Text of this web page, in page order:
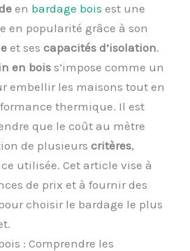
en bardage bois est une
en popularité grâce à son
et sescapacités d’isolation.
en bois s’impose comme un
embellir les maisons tout en
thermique. Il est
que le coût au mètre
de plusieurscritères,
utilisée. Cet article vise à
de prix et à fournir des
choisir le bardage le plus
: Comprendre les